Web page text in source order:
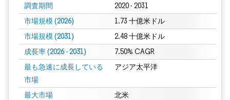
調査期間 2020 - 2031
市場規模 (2026) 1.73 十億米ドル
市場規模 (2031) 2.48 十億米ドル
成長率 (2026 - 2031) 7.50% CAGR
最も急速に成長している
市場
アジア太平洋
最大市場 北米